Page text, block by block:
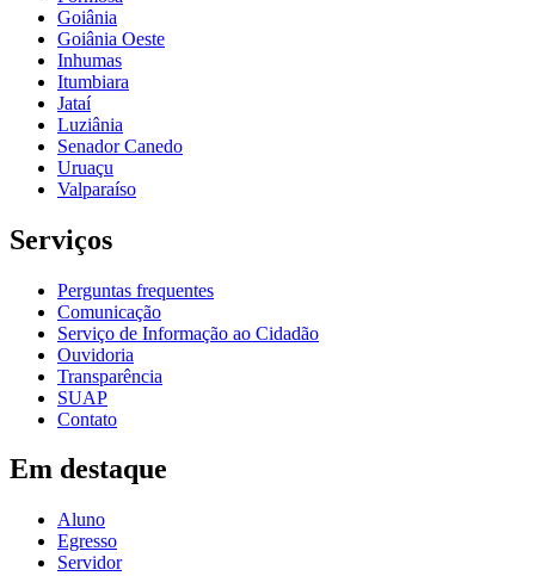
Goiânia
Goiânia Oeste
Inhumas
Itumbiara
Jataí
Luziânia
Senador Canedo
Uruaçu
Valparaíso
Serviços
Perguntas frequentes
Comunicação
Serviço de Informação ao Cidadão
Ouvidoria
Transparência
SUAP
Contato
Em destaque
Aluno
Egresso
Servidor